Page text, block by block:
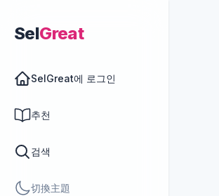
SelGreat
SelGreat에 로그인
추천
검색
切換主題